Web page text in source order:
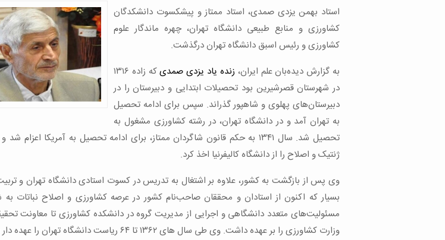
استاد بهمن یزدی صمدی، استاد ممتاز و پیشکسوت دانشکدگان
کشاورزی و منابع طبیعی دانشگاه تهران، چهره ماندگار علوم
کشاورزی و رئیس اسبق دانشگاه تهران درگذشت.
به گزارش دیده‌بان علم ایران، زنده یاد یزدی صمدی
که زاده ۱۳۱۶
در شهرستان قصرشیرین بود تحصیلات ابتدایی و دبیرستان را در
دبیرستان‌های پهلوی و شاهپور گذراند. سپس برای ادامه‌ تحصیل
به تهران آمد و در دانشگاه تهران، در رشته کشاورزی مشغول به
تحصیل شد. سال ۱۳۴۱ به حکم قانون شاگردان ممتاز، برای ادامه تحصیل به آمریکا
ژنتیک و اصلاح را از دانشگاه کالیفرنیا اخذ کرد.
وی پس از بازگشت به کشور، علاوه بر اشتغال به تدریس در کسوت استادی دانشگاه تهران و
بسیار که اکنون از استادان و محققان صاحب‌نام کشور در عرصه کشاورزی و اصلاح نباتات به
مسئولیت‌های متعدد دانشگاهی و اجرایی از مدیریت گروه در دانشکده کشاورزی تا معاونت
وزارت کشاورزی را بر عهده داشت. وی طی سال های ۱۳۶۲ تا ۶۴ ریاست دانشگاه تهران را عهده دار بود.